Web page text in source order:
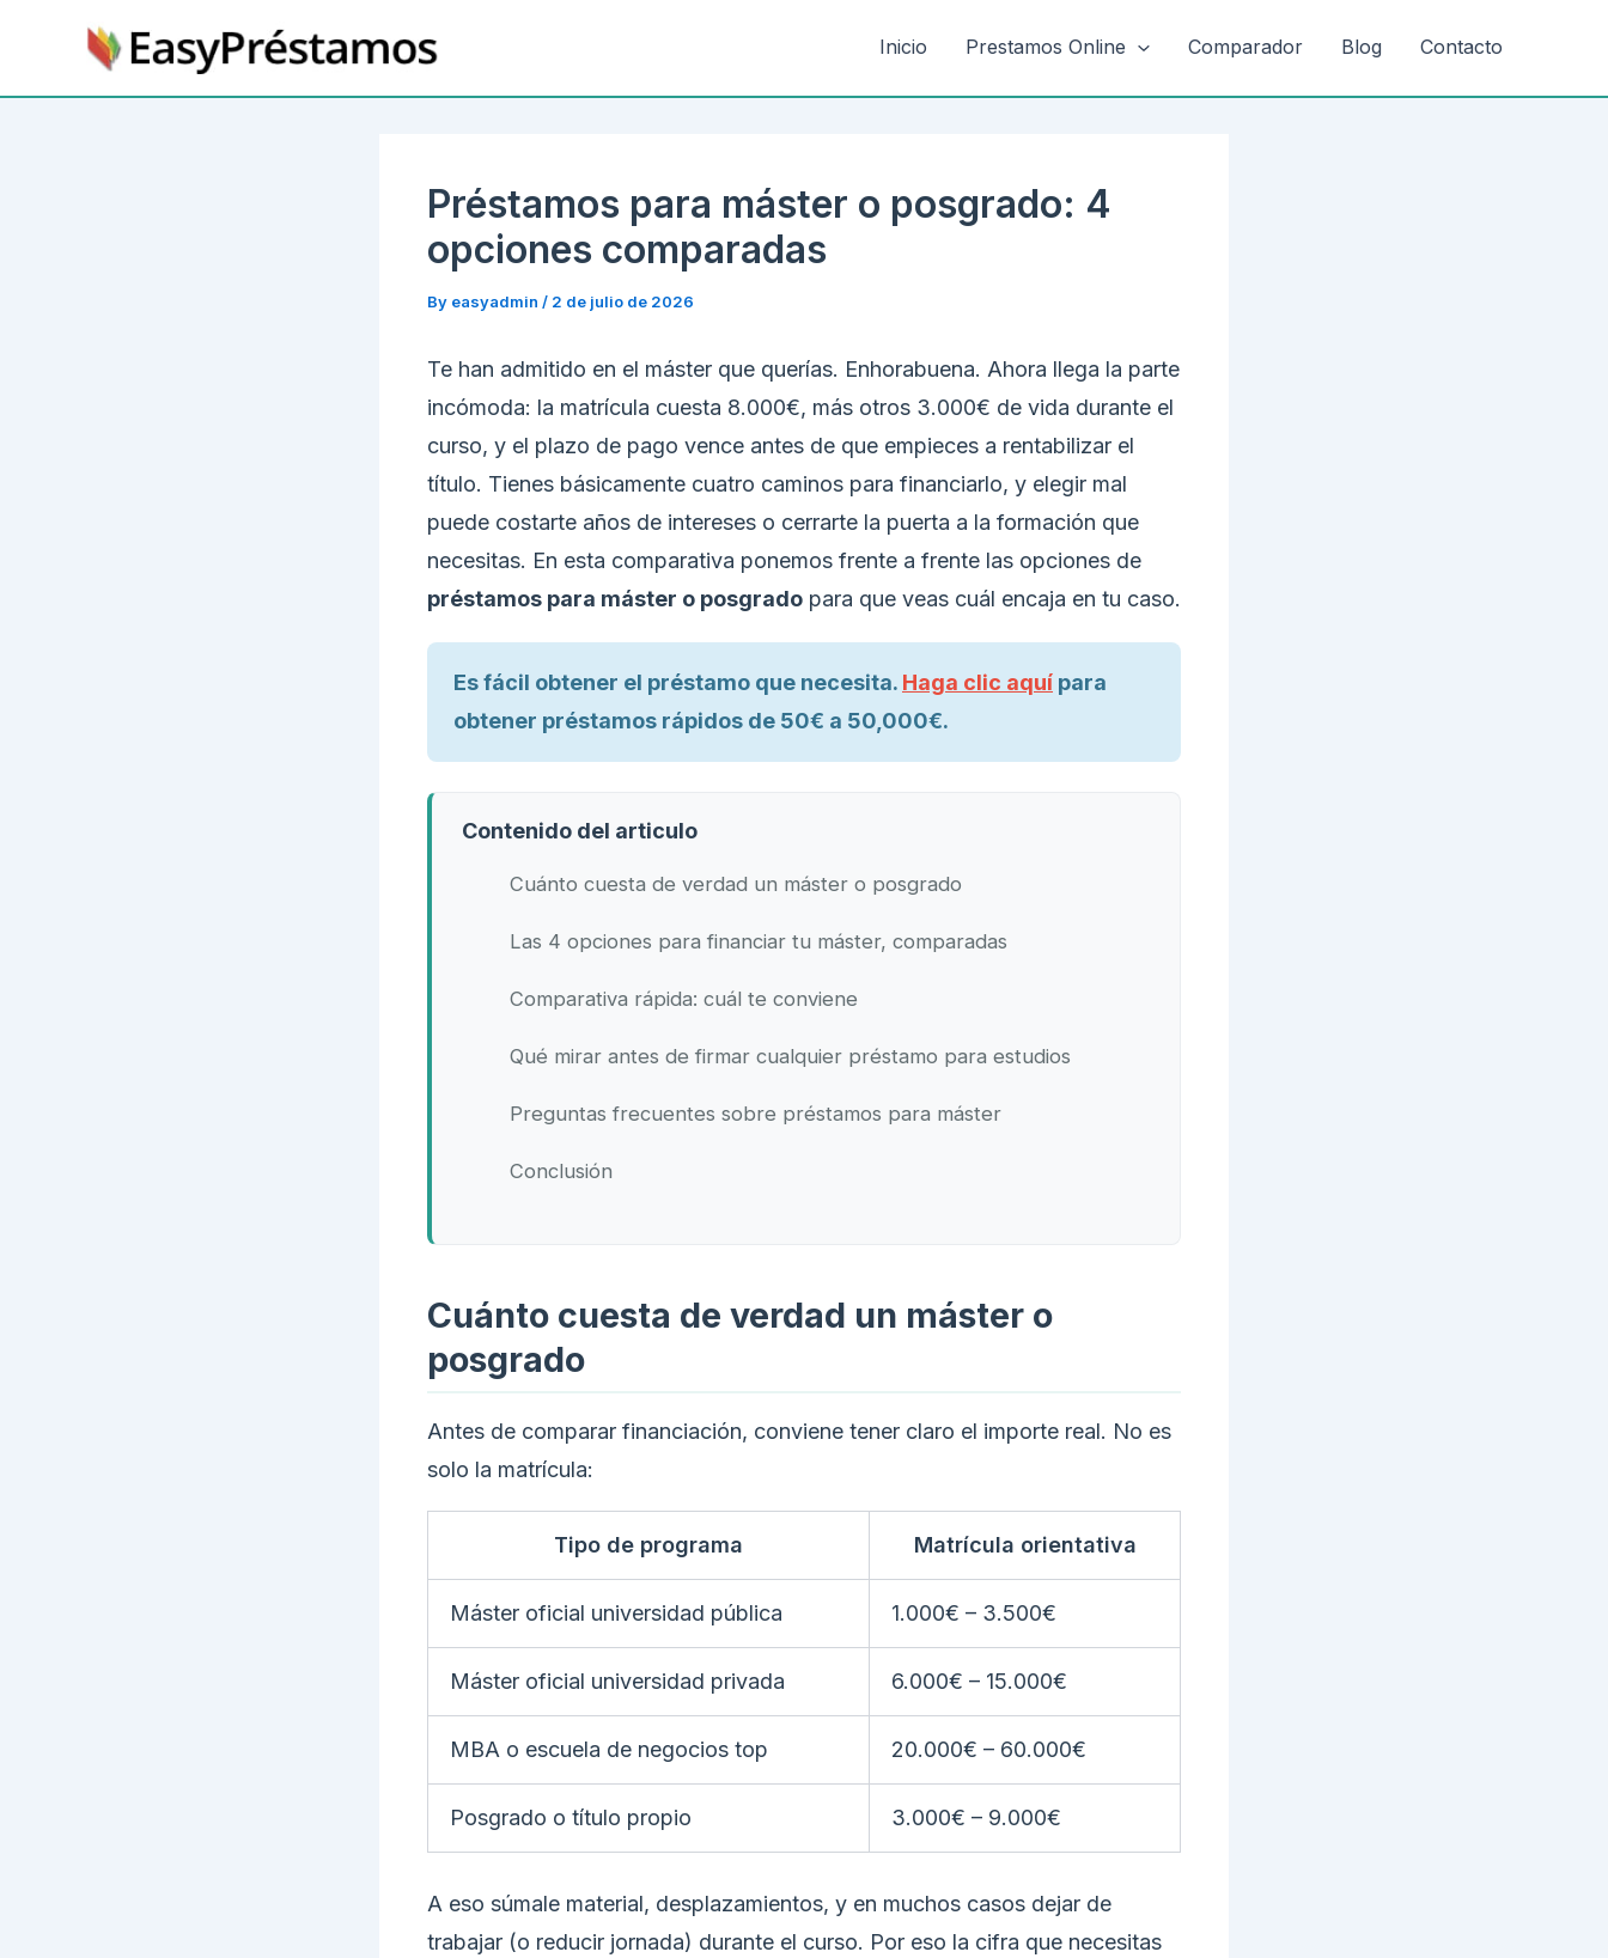
Inicio Prestamos Online Comparador Blog Contacto
Préstamos para máster o posgrado: 4
opciones comparadas
By easyadmin / 2 de julio de 2026
Te han admitido en el máster que querías. Enhorabuena. Ahora llega la parte
incómoda: la matrícula cuesta 8.000€, más otros 3.000€ de vida durante el
curso, y el plazo de pago vence antes de que empieces a rentabilizar el
título. Tienes básicamente cuatro caminos para financiarlo, y elegir mal
puede costarte años de intereses o cerrarte la puerta a la formación que
necesitas. En esta comparativa ponemos frente a frente las opciones de
préstamos para máster o posgrado para que veas cuál encaja en tu caso.
Es fácil obtener el préstamo que necesita. Haga clic aquí para
obtener préstamos rápidos de 50€ a 50,000€.
Contenido del articulo
Cuánto cuesta de verdad un máster o posgrado
Las 4 opciones para financiar tu máster, comparadas
Comparativa rápida: cuál te conviene
Qué mirar antes de firmar cualquier préstamo para estudios
Preguntas frecuentes sobre préstamos para máster
Conclusión
Cuánto cuesta de verdad un máster o
posgrado
Antes de comparar financiación, conviene tener claro el importe real. No es
solo la matrícula:
Tipo de programa Matrícula orientativa
Máster oficial universidad pública 1.000€ – 3.500€
Máster oficial universidad privada 6.000€ – 15.000€
MBA o escuela de negocios top 20.000€ – 60.000€
Posgrado o título propio 3.000€ – 9.000€
A eso súmale material, desplazamientos, y en muchos casos dejar de
trabajar (o reducir jornada) durante el curso. Por eso la cifra que necesitas